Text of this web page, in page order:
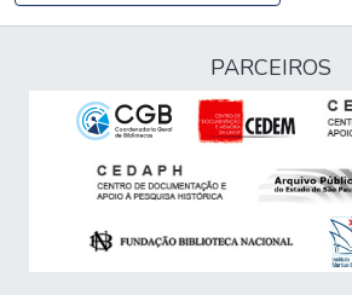
PARCEIROS